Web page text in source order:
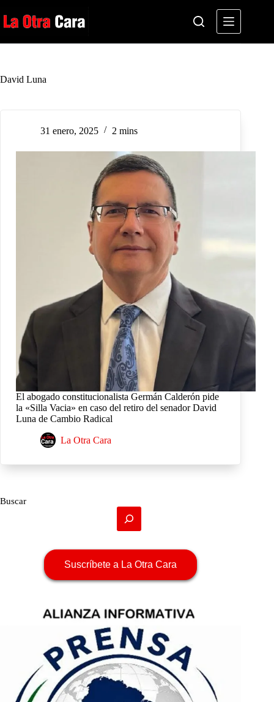
al
contenido
David Luna
31 enero, 2025 2 mins
El abogado constitucionalista Germán Calderón pide
la «Silla Vacia» en caso del retiro del senador David
Luna de Cambio Radical
La Otra Cara
Buscar
Suscríbete a La Otra Cara